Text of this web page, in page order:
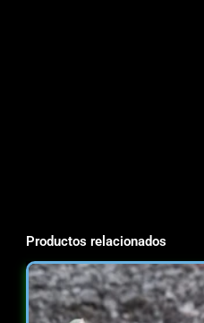
Productos relacionados